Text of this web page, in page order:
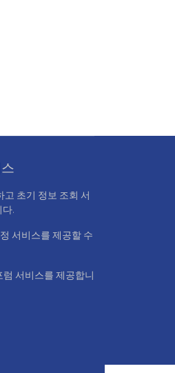
고 초기 정보 조회 서
.
서비스를 제공할 수
서비스를 제공합니